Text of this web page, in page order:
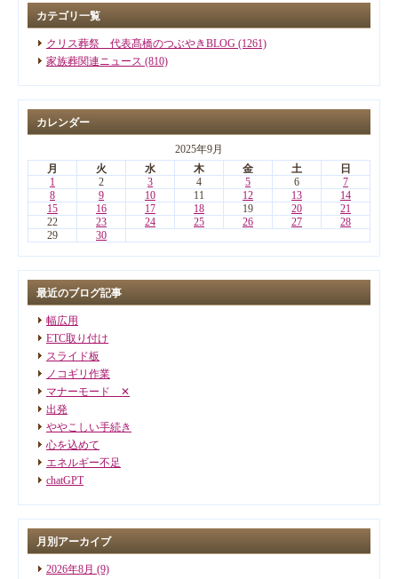
カテゴリ一覧
クリス葬祭 代表髙橋のつぶやきBLOG (1261)
家族葬関連ニュース (810)
カレンダー
2025年9月
月
火 水 木 金 土
日
1
2 3 4 5 6
7
8
9 10 11 12 13
14
15
16 17 18 19 20
21
22
23 24 25 26 27
28
29
30
最近のブログ記事
幅広用
ETC取り付け
スライド板
ノコギリ作業
マナーモード ✕
出発
ややこしい手続き
心を込めて
エネルギー不足
chatGPT
月別アーカイブ
2026年8月 (9)